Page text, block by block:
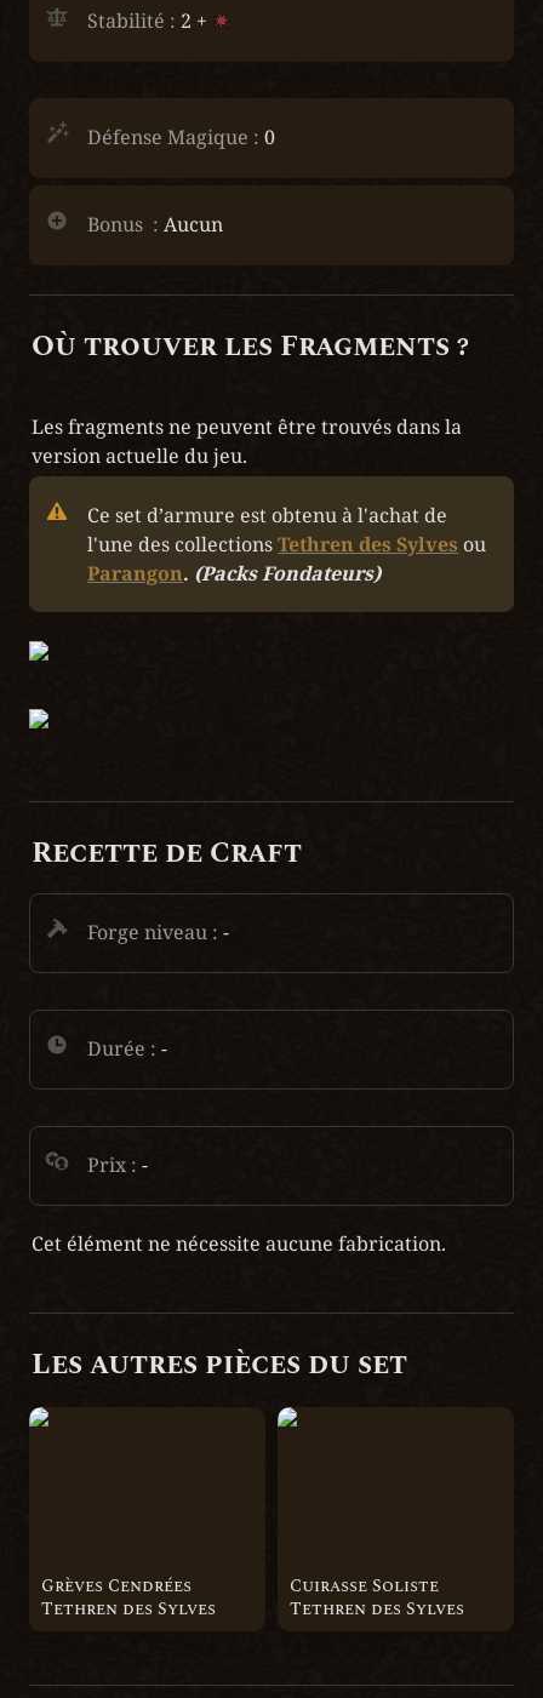
Stabilité : 2 +
Défense Magique : 0
Bonus  : Aucun
Où trouver les Fragments ?
Les fragments ne peuvent être trouvés dans la
Ce set d’armure est obtenu à l'achat de
l'une des collections Tethren des Sylves
Parangon. (Packs Fondateurs)
Recette de Craft
Forge niveau : -
Durée : -
Prix : -
Cet élément ne nécessite aucune fabrication.
Les autres pièces du set
Grèves Cendrées Tethren
Grèves Cendrées
Tethren des Sylves
Cuirasse Soliste Tethren
Cuirasse Soliste
Tethren des Sylves